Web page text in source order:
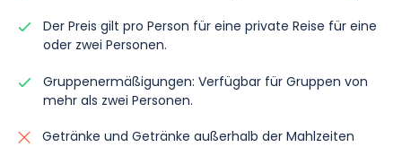
Der Preis gilt pro Person für eine private Reise für eine
oder zwei Personen.
Gruppenermäßigungen: Verfügbar für Gruppen von
mehr als zwei Personen.
Getränke und Getränke außerhalb der Mahlzeiten